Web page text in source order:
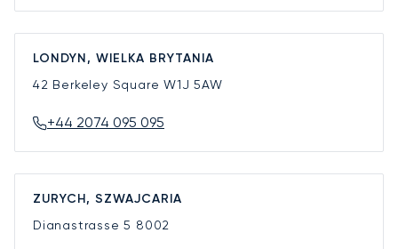
LONDYN, WIELKA BRYTANIA
42 Berkeley SquareW1J 5AW
+44 2074 095 095
ZURYCH, SZWAJCARIA
Dianastrasse 5 8002